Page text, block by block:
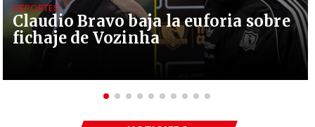
Claudio Bravo baja la euforia sobre
fichaje de Vozinha
DEPORTES